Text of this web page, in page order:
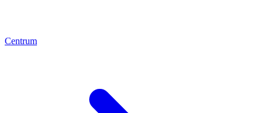
Centrum